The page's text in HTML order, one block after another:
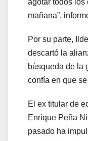
mañana”,
Por su parte,
descartó la
búsqueda de la
confía en que se
El ex titular de
Enrique Peña
pasado ha